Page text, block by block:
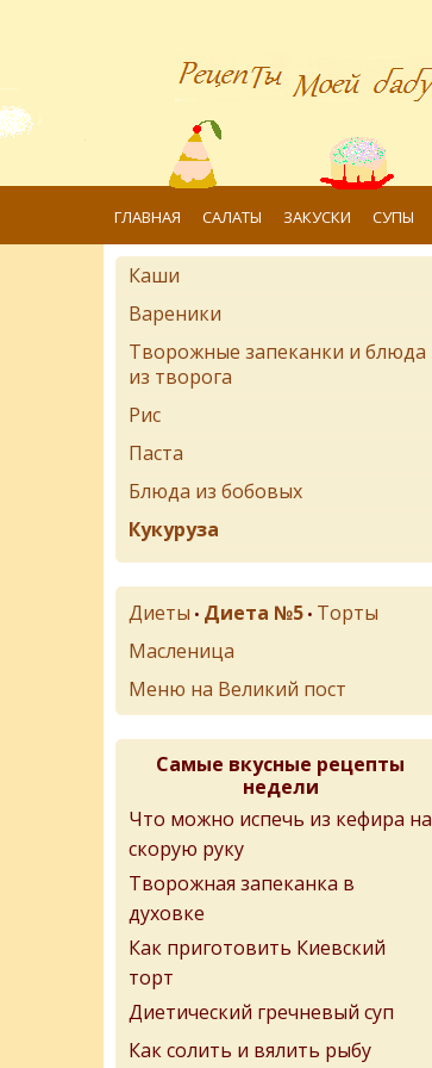
ГЛАВНАЯ САЛАТЫ ЗАКУСКИ СУПЫ
Каши
Вареники
Творожные запеканки и блюда
из творога
Рис
Паста
Блюда из бобовых
Кукуруза
Диеты • Диета №5 • Торты
Масленица
Меню на Великий пост
Самые вкусные рецепты
недели
Что можно испечь из кефира на
скорую руку
Творожная запеканка в
духовке
Как приготовить Киевский
торт
Диетический гречневый суп
Как солить и вялить рыбу